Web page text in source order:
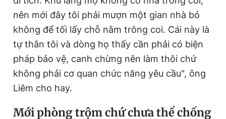
nên mới đây tôi phải mượn một gian nhà bỏ
không để tối lấy chỗ nằm trông coi. Cái này là
tự thân tôi và dòng họ thấy cần phải có biện
pháp bảo vệ, canh chừng nên làm thôi chứ
không phải cơ quan chức năng yêu cầu", ông
Liêm cho hay.
Mới phòng trộm chứ chưa thể chống